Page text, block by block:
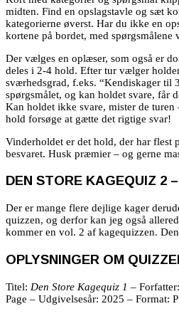
midten. Find en opslagstavle og sæt
kategorierne øverst. Har du ikke en
kortene på bordet, med spørgsmålene
Der vælges en oplæser, som også er
deles i 2-4 hold. Efter tur vælger
sværhedsgrad, f.eks. “Kendiskager til
spørgsmålet, og kan holdet svare, får
Kan holdet ikke svare, mister de turen
hold forsøge at gætte det rigtige svar!
Vinderholdet er det hold, der har flest
besvaret. Husk præmier – og gerne
DEN STORE KAGEQUIZ 2
Der er mange flere dejlige kager
quizzen, og derfor kan jeg også
kommer en vol. 2 af kagequizzen.
OPLYSNINGER OM
Titel: Den Store Kagequiz 1 –
Page – Udgivelsesår: 2025 – Format: